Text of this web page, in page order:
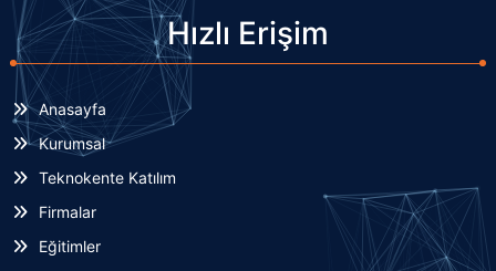
Hızlı Erişim
Anasayfa
Kurumsal
Teknokente Katılım
Firmalar
Eğitimler